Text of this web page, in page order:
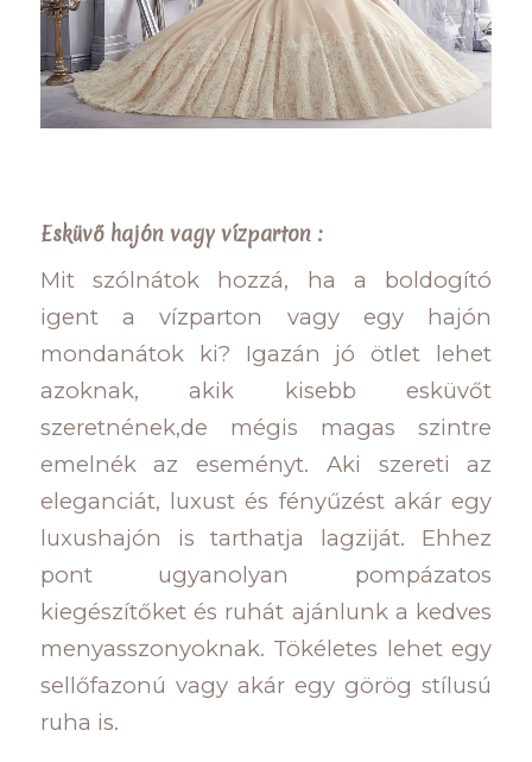
Esküvő hajón vagy vízparton :
Mit szólnátok hozzá, ha a boldogító
igent a vízparton vagy egy hajón
mondanátok ki? Igazán jó ötlet lehet
azoknak, akik kisebb esküvőt
szeretnének,de mégis magas szintre
emelnék az eseményt. Aki szereti az
eleganciát, luxust és fényűzést akár egy
luxushajón is tarthatja lagziját. Ehhez
pont ugyanolyan pompázatos
kiegészítőket és ruhát ajánlunk a kedves
menyasszonyoknak. Tökéletes lehet egy
sellőfazonú vagy akár egy görög stílusú
ruha is.